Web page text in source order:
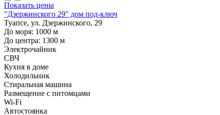
Показать цены
"Дзержинского 29" дом под-ключ
Туапсе, ул. Дзержинского, 29
До моря: 1000 м
До центра: 1300 м
Электрочайник
СВЧ
Кухня в доме
Холодильник
Стиральная машина
Размещение с питомцами
Wi-Fi
Автостоянка